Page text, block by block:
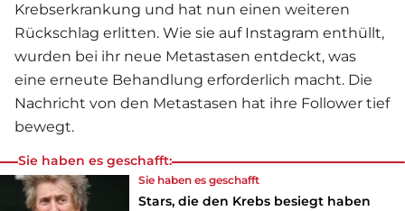
Krebserkrankung und hat nun einen weiteren
Rückschlag erlitten. Wie sie auf Instagram enthüllt,
wurden bei ihr neue Metastasen entdeckt, was
eine erneute Behandlung erforderlich macht. Die
Nachricht von den Metastasen hat ihre Follower tief
bewegt.
Sie haben es geschafft:
Sie haben es geschafft
Stars, die den Krebs besiegt haben